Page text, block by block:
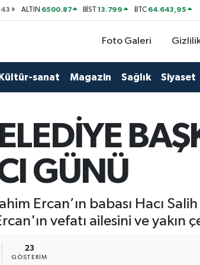
ALTIN 6500.87 BİST13.799 BTC 64.643,95
Foto Galeri
Kültür-sanat Magazin Sağlık Siyaset
GÜNÜ
Ercan’ın babası Hacı
vefatı ailesini ve
23
GÖSTERIM